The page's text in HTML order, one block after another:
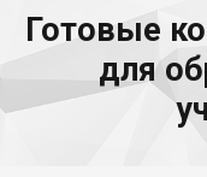
Готовые
для